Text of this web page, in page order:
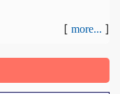
[ more... ]